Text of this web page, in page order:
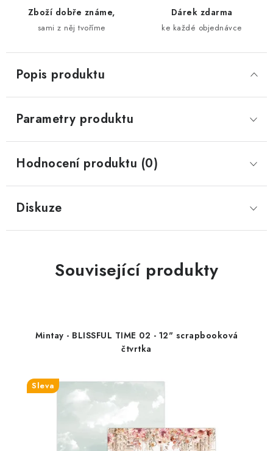
Zboží dobře známe,
sami z něj tvoříme
Dárek zdarma
ke každé objednávce
Popis produktu
Parametry produktu
Hodnocení produktu (0)
Diskuze
Související produkty
Mintay - BLISSFUL TIME 02 - 12" scrapbooková
čtvrtka
Sleva